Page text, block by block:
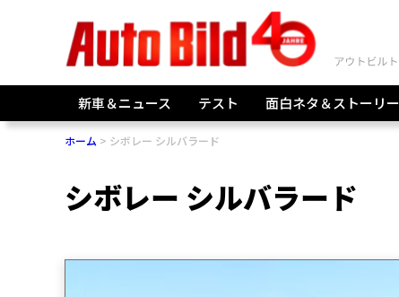
新車＆ニュース テスト 面白ネタ＆ストーリー
ホーム シボレー シルバラード
シボレー シルバラード